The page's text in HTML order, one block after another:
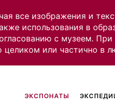
все изображения и
использования в
с музеем.
или частично в
ЭКСПОНАТЫ